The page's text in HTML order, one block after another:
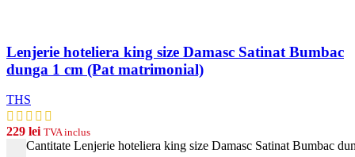
Lenjerie hoteliera king size Damasc Satinat Bumbac
dunga 1 cm (Pat matrimonial)
THS
229 lei TVA inclus
Cantitate Lenjerie hoteliera king size Damasc Satinat Bumbac